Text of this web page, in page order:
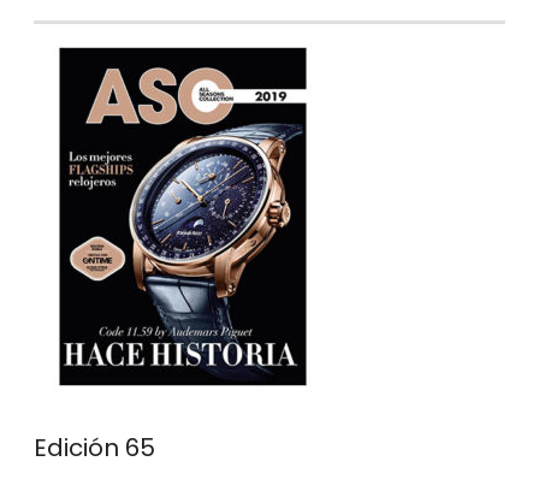
Edición 65